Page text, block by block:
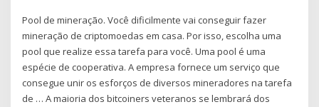
Pool de mineração. Você dificilmente vai conseguir fazer
mineração de criptomoedas em casa. Por isso, escolha uma
pool que realize essa tarefa para você. Uma pool é uma
espécie de cooperativa. A empresa fornece um serviço que
consegue unir os esforços de diversos mineradores na tarefa
de … A maioria dos bitcoiners veteranos se lembrará dos